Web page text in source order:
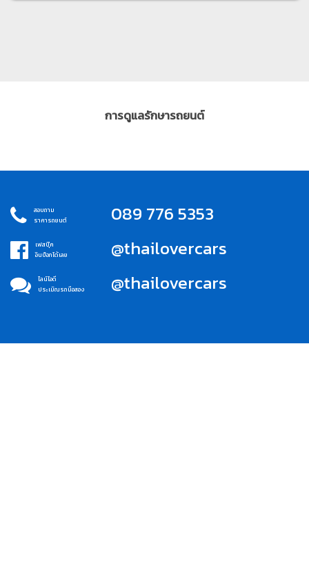
การดูแลรักษารถยนต์
สอบถาม
ราคารถยนต์
089 776 5353
เฟสบุ๊ค
อินบ็อกได้เลย
@thailovercars
ไลน์ไอดี
ประเมิณรถมือสอง
@thailovercars